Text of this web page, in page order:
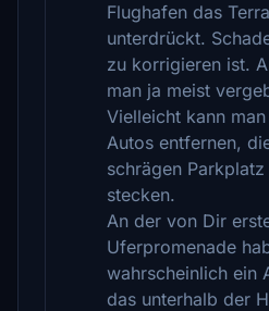
Flughafen das
unterdrückt.
zu korrigieren ist.
man ja meist
Vielleicht kann
Autos entfernen,
schrägen
stecken.
An der von Dir
Uferpromenade
wahrscheinlich ein
das unterhalb der